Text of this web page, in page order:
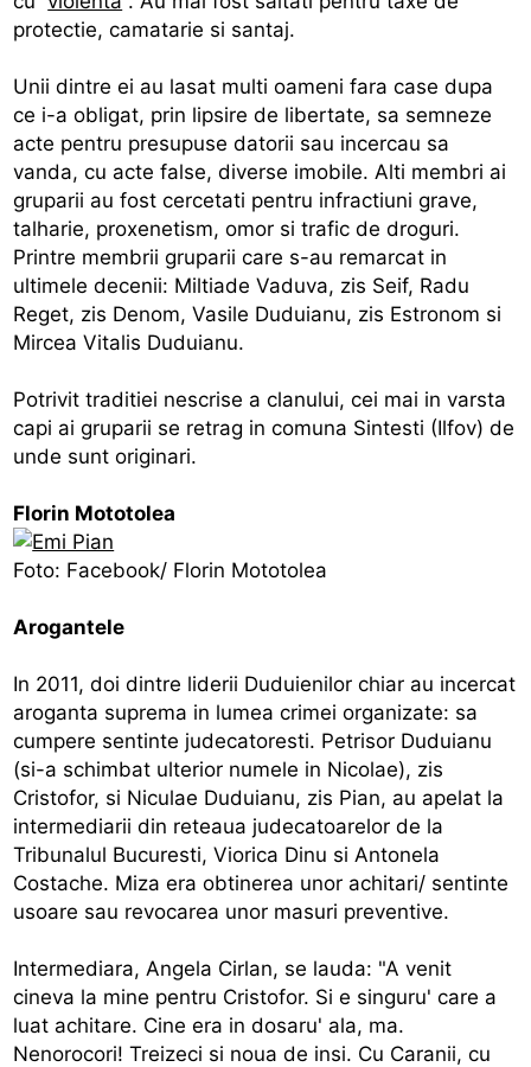
protectie, camatarie si santaj.
Unii dintre ei au lasat multi oameni fara case dupa
ce i-a obligat, prin lipsire de libertate, sa semneze
acte pentru presupuse datorii sau incercau sa
vanda, cu acte false, diverse imobile. Alti membri ai
gruparii au fost cercetati pentru infractiuni grave,
talharie, proxenetism, omor si trafic de droguri.
Printre membrii gruparii care s-au remarcat in
ultimele decenii: Miltiade Vaduva, zis Seif, Radu
Reget, zis Denom, Vasile Duduianu, zis Estronom si
Mircea Vitalis Duduianu.
Potrivit traditiei nescrise a clanului, cei mai in varsta
capi ai gruparii se retrag in comuna Sintesti (Ilfov) de
unde sunt originari.
Florin Mototolea
Foto: Facebook/ Florin Mototolea
Arogantele
In 2011, doi dintre liderii Duduienilor chiar au incercat
aroganta suprema in lumea crimei organizate: sa
cumpere sentinte judecatoresti. Petrisor Duduianu
(si-a schimbat ulterior numele in Nicolae), zis
Cristofor, si Niculae Duduianu, zis Pian, au apelat la
intermediarii din reteaua judecatoarelor de la
Tribunalul Bucuresti, Viorica Dinu si Antonela
Costache. Miza era obtinerea unor achitari/ sentinte
usoare sau revocarea unor masuri preventive.
Intermediara, Angela Cirlan, se lauda: "A venit
cineva la mine pentru Cristofor. Si e singuru' care a
luat achitare. Cine era in dosaru' ala, ma.
Nenorocori! Treizeci si noua de insi. Cu Caranii, cu